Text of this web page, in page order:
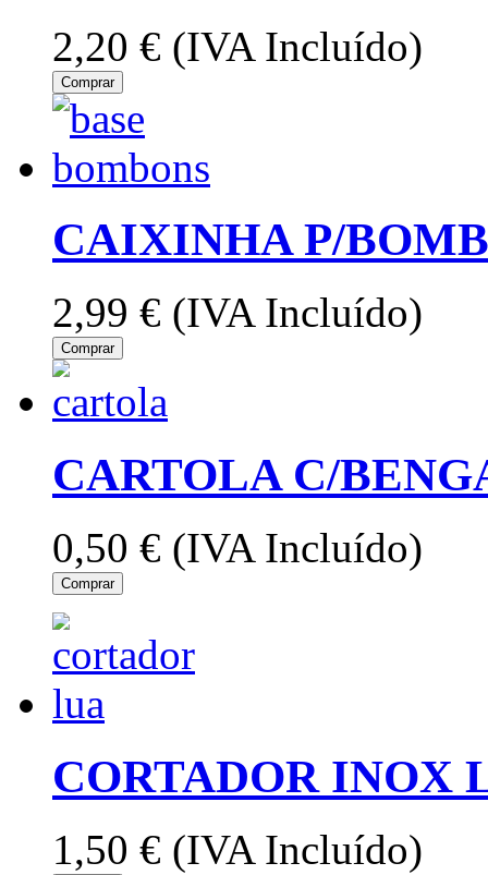
2,20 € (IVA Incluído)
Comprar
CAIXINHA P/
2,99 € (IVA Incluído)
Comprar
CARTOLA C/
0,50 € (IVA Incluído)
Comprar
CORTADOR INOX
1,50 € (IVA Incluído)